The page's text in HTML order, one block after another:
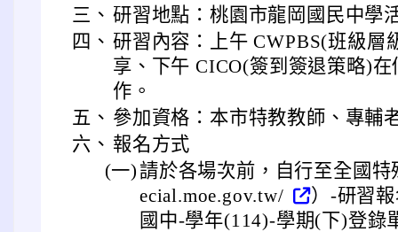
三、 研習地點：桃園市龍岡國民中學
四、 研習內容：上午 CWPBS(班級層
享、下午 CICO(簽到簽退策略)
作。
五、 參加資格：本市特教教師、專輔
六、 報名方式
(一) 請於各場次前，自行至全國
ecial.moe.gov.tw/
）-研習
國中-學年(114)-學期(下)登錄